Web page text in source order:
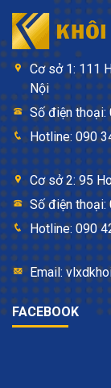
Cơ sở 1: 111
Nội
Số điện
Hotline: 090
Cơ sở 2: 95
Số điện
Hotline: 090
Email:
FACEBOOK